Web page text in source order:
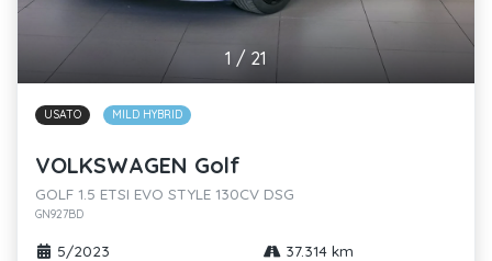
1 / 21
USATO MILD HYBRID
VOLKSWAGEN Golf
GOLF 1.5 ETSI EVO STYLE 130CV DSG
GN927BD
5/2023
37.314 km